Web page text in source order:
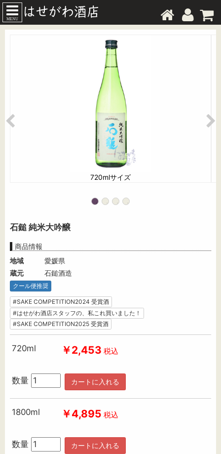
MENU
720mlサイズ
石鎚 純米大吟醸
商品情報
地域
愛媛県
蔵元
石鎚酒造
クール便推奨
#SAKE COMPETITION2024 受賞酒
#はせがわ酒店スタッフの、私これ買いました！
#SAKE COMPETITION2025 受賞酒
720ml ￥2,453 税込
数量 カートに入れる
1800ml ￥4,895 税込
数量 カートに入れる